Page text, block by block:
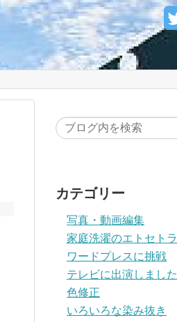
カテゴリー
写真・動画編集
家庭洗濯のエトセトラ
ワードプレスに挑戦
テレビに出演しました
色修正
いろいろな染み抜き